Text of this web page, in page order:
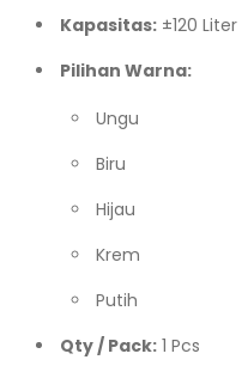
Kapasitas: ±120 Liter
Pilihan Warna:
Ungu
Biru
Hijau
Krem
Putih
Qty / Pack: 1 Pcs